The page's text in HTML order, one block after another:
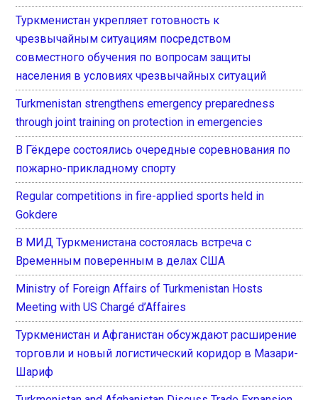
Туркменистан укрепляет готовность к
чрезвычайным ситуациям посредством
совместного обучения по вопросам защиты
населения в условиях чрезвычайных ситуаций
Turkmenistan strengthens emergency preparedness
through joint training on protection in emergencies
В Гёкдере состоялись очередные соревнования по
пожарно-прикладному спорту
Regular competitions in fire-applied sports held in
Gokdere
В МИД Туркменистана состоялась встреча с
Временным поверенным в делах США
Ministry of Foreign Affairs of Turkmenistan Hosts
Meeting with US Chargé d’Affaires
Туркменистан и Афганистан обсуждают расширение
торговли и новый логистический коридор в Мазари-
Шариф